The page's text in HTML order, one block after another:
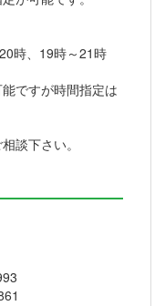
時、19時～21時
ですが時間指定は
談下さい。